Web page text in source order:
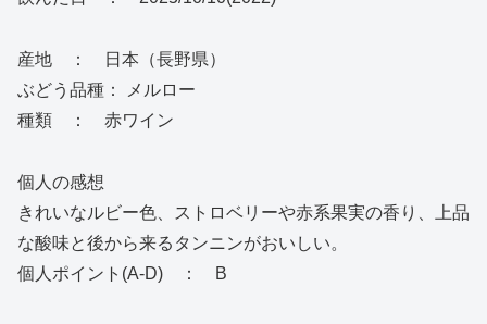
産地 ： 日本（長野県）
ぶどう品種： メルロー
種類 ： 赤ワイン
個人の感想
きれいなルビー色、ストロベリーや赤系果実の香り、上品
な酸味と後から来るタンニンがおいしい。
個人ポイント(A-D) ： B